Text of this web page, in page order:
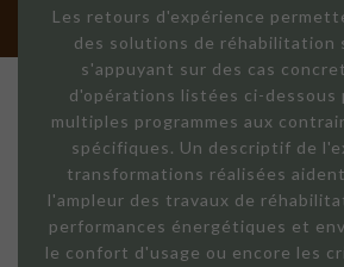
Les retours d'expérience
des solutions de réhabilitation
s'appuyant sur des cas
d'opérations listées ci-dessous
multiples programmes aux
spécifiques. Un descriptif de
transformations réalisées
l'ampleur des travaux de
performances énergétiques et
le confort d'usage ou encore les